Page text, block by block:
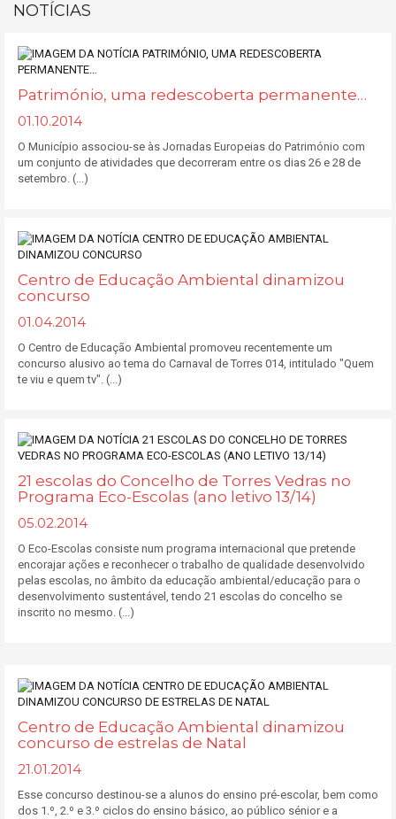
NOTÍCIAS
Património, uma redescoberta permanente…
01.10.2014
O Município associou-se às Jornadas Europeias do Património com
um conjunto de atividades que decorreram entre os dias 26 e 28 de
setembro. (...)
Centro de Educação Ambiental dinamizou
concurso
01.04.2014
O Centro de Educação Ambiental promoveu recentemente um
concurso alusivo ao tema do Carnaval de Torres 014, intitulado "Quem
te viu e quem tv". (...)
21 escolas do Concelho de Torres Vedras no
Programa Eco-Escolas (ano letivo 13/14)
05.02.2014
O Eco-Escolas consiste num programa internacional que pretende
encorajar ações e reconhecer o trabalho de qualidade desenvolvido
pelas escolas, no âmbito da educação ambiental/educação para o
desenvolvimento sustentável, tendo 21 escolas do concelho se
inscrito no mesmo. (...)
Centro de Educação Ambiental dinamizou
concurso de estrelas de Natal
21.01.2014
Esse concurso destinou-se a alunos do ensino pré-escolar, bem como
dos 1.º, 2.º e 3.º ciclos do ensino básico, ao público sénior e a